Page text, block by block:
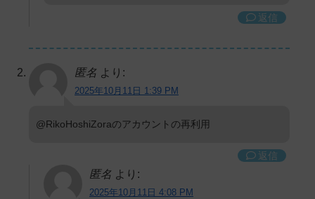
返信
匿名 より:
2025年10月11日 1:39 PM
@RikoHoshiZoraのアカウントの再利用
返信
匿名 より:
2025年10月11日 4:08 PM